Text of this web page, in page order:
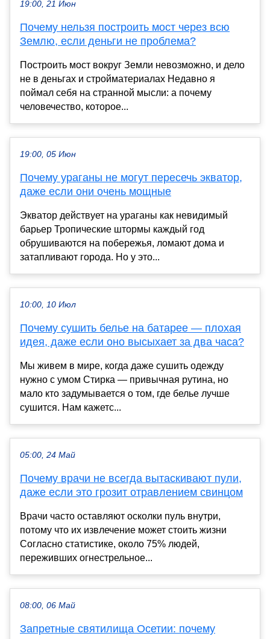
19:00, 21 Июн
Почему нельзя построить мост через всю
Землю, если деньги не проблема?
Построить мост вокруг Земли невозможно, и дело
не в деньгах и стройматериалах Недавно я
поймал себя на странной мысли: а почему
человечество, которое...
19:00, 05 Июн
Почему ураганы не могут пересечь экватор,
даже если они очень мощные
Экватор действует на ураганы как невидимый
барьер Тропические штормы каждый год
обрушиваются на побережья, ломают дома и
затапливают города. Но у это...
10:00, 10 Июл
Почему сушить белье на батарее — плохая
идея, даже если оно высыхает за два часа?
Мы живем в мире, когда даже сушить одежду
нужно с умом Стирка — привычная рутина, но
мало кто задумывается о том, где белье лучше
сушится. Нам кажетс...
05:00, 24 Май
Почему врачи не всегда вытаскивают пули,
даже если это грозит отравлением свинцом
Врачи часто оставляют осколки пуль внутри,
потому что их извлечение может стоить жизни
Согласно статистике, около 75% людей,
переживших огнестрельное...
08:00, 06 Май
Запретные святилища Осетии: почему